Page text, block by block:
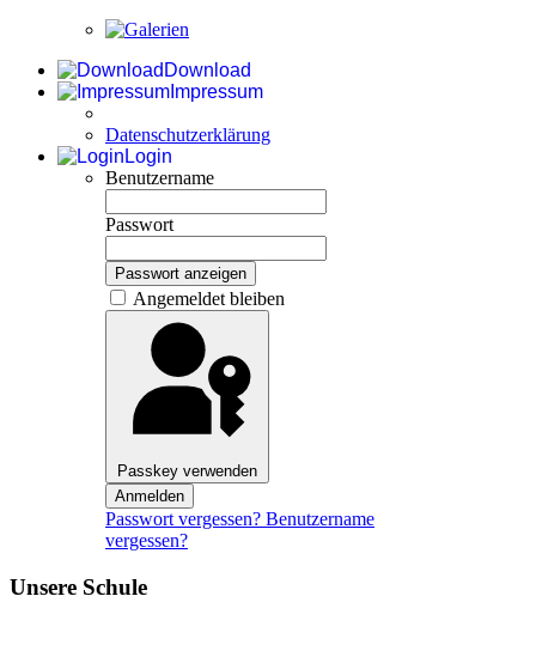
Download
Impressum
Datenschutzerklärung
Login
Benutzername
Passwort
Passwort anzeigen
Angemeldet bleiben
Passkey verwenden
Anmelden
Passwort vergessen? Benutzername
vergessen?
Unsere Schule